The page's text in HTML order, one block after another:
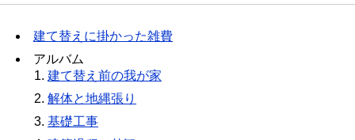
建て替えに掛かった雑費
アルバム
建て替え前の我が家
解体と地縄張り
基礎工事